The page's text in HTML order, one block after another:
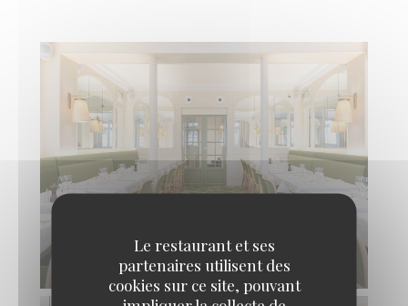
Le restaurant et ses
partenaires utilisent des
cookies sur ce site, pouvant
SALON "LES GLACES"
© @l'envue